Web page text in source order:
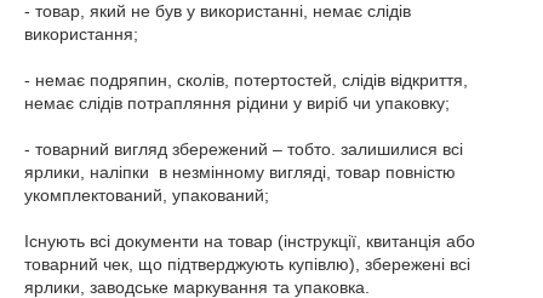
- товар, який не був у використанні, немає слідів
використання;
- немає подряпин, сколів, потертостей, слідів відкриття,
немає слідів потрапляння рідини у виріб чи упаковку;
- товарний вигляд збережений – тобто. залишилися всі
ярлики, наліпки  в незмінному вигляді, товар повністю
укомплектований, упакований;
Існують всі документи на товар (інструкції, квитанція або
товарний чек, що підтверджують купівлю), збережені всі
ярлики, заводське маркування та упаковка.